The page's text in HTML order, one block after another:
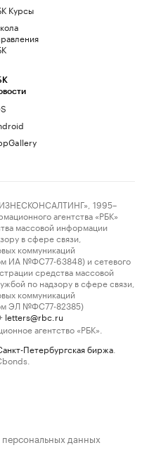
Курсы
1995–
агентства «РБК»
массовой информации
в сфере связи,
коммуникаций
ИА №ФС77-63848) и сетевого
средства массовой
по надзору в сфере связи,
коммуникаций
ЭЛ №ФС77-82385)
letters@rbc.ru
агентство «РБК».
Петербургская биржа
данных